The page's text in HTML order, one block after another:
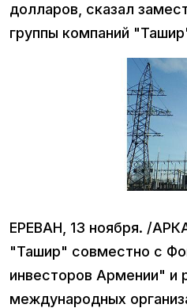
долларов, сказал
группы компаний
ЕРЕВАН, 13 ноября. /
"Ташир" совместно с
инвесторов Армении" и
международных